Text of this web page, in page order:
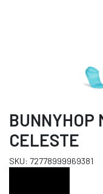
BUNNYHOP
CELESTE
SKU: 72778999969381